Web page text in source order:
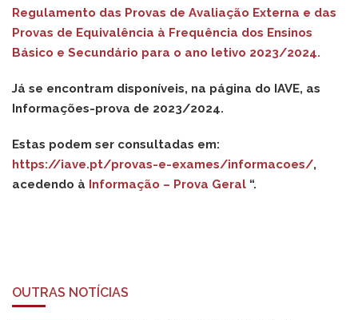
Regulamento das Provas de Avaliação Externa e das
Provas de Equivalência à Frequência dos Ensinos
Básico e Secundário para o ano letivo 2023/2024.
Já se encontram disponíveis, na página do IAVE, as
Informações-prova de 2023/2024.
Estas podem ser consultadas em:
https://iave.pt/provas-e-exames/informacoes/,
acedendo à Informação – Prova Geral “.
OUTRAS NOTÍCIAS